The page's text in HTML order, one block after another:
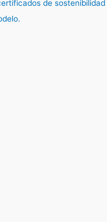
de sostenibilidad